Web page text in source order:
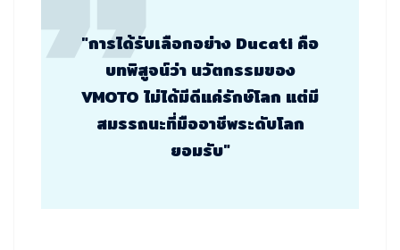
"การได้รับเลือกอย่าง Ducati คือ
บทพิสูจน์ว่า นวัตกรรมของ
VMOTO ไม่ได้มีดีแค่รักษ์โลก แต่มี
สมรรถนะที่มืออาชีพระดับโลก
ยอมรับ"